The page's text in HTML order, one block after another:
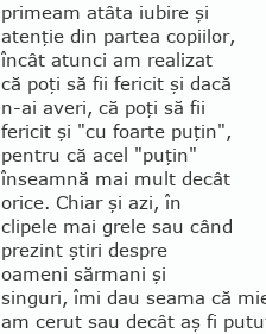
primeam atâ­ta iubire şi
atenţie din partea copiilor,
încât atunci am realizat
că poţi să fii fericit şi dacă
n-ai averi, că poţi să fii
fericit şi "cu foarte puţin",
pen­tru că acel "puţin"
înseamnă mai mult decât
orice. Chiar şi azi, în
clipele mai grele sau când
pre­zint ştiri des­pre
oameni sărmani şi
singuri, îmi dau seama că
am cerut sau decât aş fi